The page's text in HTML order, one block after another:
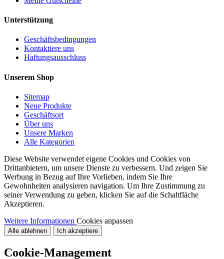
Unterstützung
Geschäftsbedingungen
Kontaktiere uns
Haftungsausschluss
Unserem Shop
Sitemap
Neue Produkte
Geschäftsort
Über uns
Unsere Marken
Alle Kategorien
Diese Website verwendet eigene Cookies und Cookies von
Drittanbietern, um unsere Dienste zu verbessern. Und zeigen Sie
Werbung in Bezug auf Ihre Vorlieben, indem Sie Ihre
Gewohnheiten analysieren navigation. Um Ihre Zustimmung zu
seiner Verwendung zu geben, klicken Sie auf die Schaltfläche
Akzeptieren.
Weitere Informationen Cookies anpassen
Alle ablehnen Ich akzeptiere
Cookie-Management